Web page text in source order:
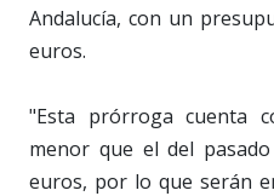
Andalucía, con un
euros.
"Esta prórroga cuenta
menor que el del
euros, por lo que serán